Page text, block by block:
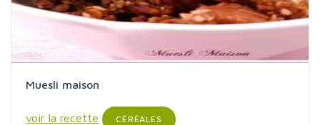
Muesli maison
voir la recette CÉRÉALES